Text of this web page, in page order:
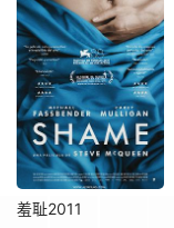
羞耻2011